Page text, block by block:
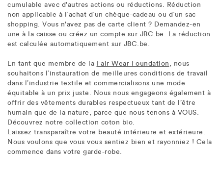
cumulable avec d'autres actions ou réductions. Réduction
non applicable à l’achat d’un chèque-cadeau ou d’un sac
shopping. Vous n'avez pas de carte client ? Demandez-en
une à la caisse ou créez un compte sur JBC.be. La réduction
est calculée automatiquement sur JBC.be.
En tant que membre de la Fair Wear Foundation, nous
souhaitons l’instauration de meilleures conditions de travail
dans l’industrie textile et commercialisons une mode
équitable à un prix juste. Nous nous engageons également à
offrir des vêtements durables respectueux tant de l’être
humain que de la nature, parce que nous tenons à VOUS.
Découvrez notre collection coton bio.
Laissez transparaître votre beauté intérieure et extérieure.
Nous voulons que vous vous sentiez bien et rayonniez ! Cela
commence dans votre garde-robe.